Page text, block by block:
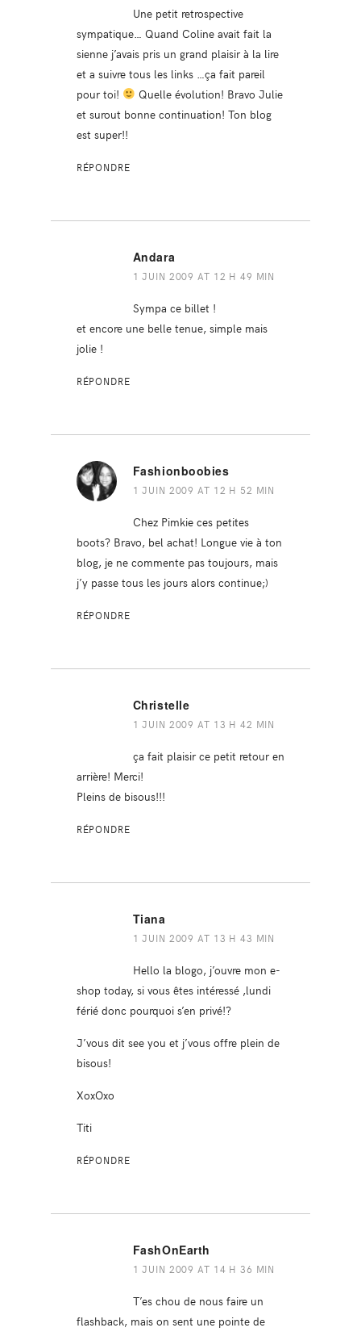
Une petit retrospective
sympatique… Quand Coline avait fait la
sienne j’avais pris un grand plaisir à la lire
et a suivre tous les links …ça fait pareil
pour toi!
Quelle évolution! Bravo Julie
et surout bonne continuation! Ton blog
est super!!
RÉPONDRE
Andara
1 JUIN 2009 AT 12 H 49 MIN
Sympa ce billet !
et encore une belle tenue, simple mais
jolie !
RÉPONDRE
Fashionboobies
1 JUIN 2009 AT 12 H 52 MIN
Chez Pimkie ces petites
boots? Bravo, bel achat! Longue vie à ton
blog, je ne commente pas toujours, mais
j’y passe tous les jours alors continue;)
RÉPONDRE
Christelle
1 JUIN 2009 AT 13 H 42 MIN
ça fait plaisir ce petit retour en
arrière! Merci!
Pleins de bisous!!!
RÉPONDRE
Tiana
1 JUIN 2009 AT 13 H 43 MIN
Hello la blogo, j’ouvre mon e-
shop today, si vous êtes intéressé ,lundi
férié donc pourquoi s’en privé!?
J’vous dit see you et j’vous offre plein de
bisous!
XoxOxo
Titi
RÉPONDRE
FashOnEarth
1 JUIN 2009 AT 14 H 36 MIN
T’es chou de nous faire un
flashback, mais on sent une pointe de